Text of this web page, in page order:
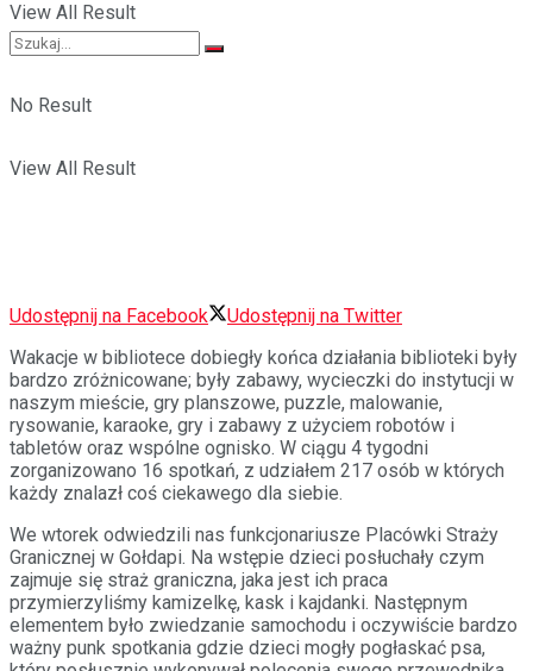
View All Result
No Result
View All Result
Udostępnij na Facebook
Udostępnij na Twitter
Wakacje w bibliotece dobiegły końca działania biblioteki były
bardzo zróżnicowane; były zabawy, wycieczki do instytucji w
naszym mieście, gry planszowe, puzzle, malowanie,
rysowanie, karaoke, gry i zabawy z użyciem robotów i
tabletów oraz wspólne ognisko. W ciągu 4 tygodni
zorganizowano 16 spotkań, z udziałem 217 osób w których
każdy znalazł coś ciekawego dla siebie.
We wtorek odwiedzili nas funkcjonariusze Placówki Straży
Granicznej w Gołdapi. Na wstępie dzieci posłuchały czym
zajmuje się straż graniczna, jaka jest ich praca
przymierzyliśmy kamizelkę, kask i kajdanki. Następnym
elementem było zwiedzanie samochodu i oczywiście bardzo
ważny punk spotkania gdzie dzieci mogły pogłaskać psa,